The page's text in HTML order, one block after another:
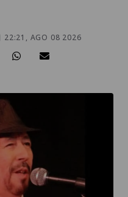
22:21, AGO 08 2026